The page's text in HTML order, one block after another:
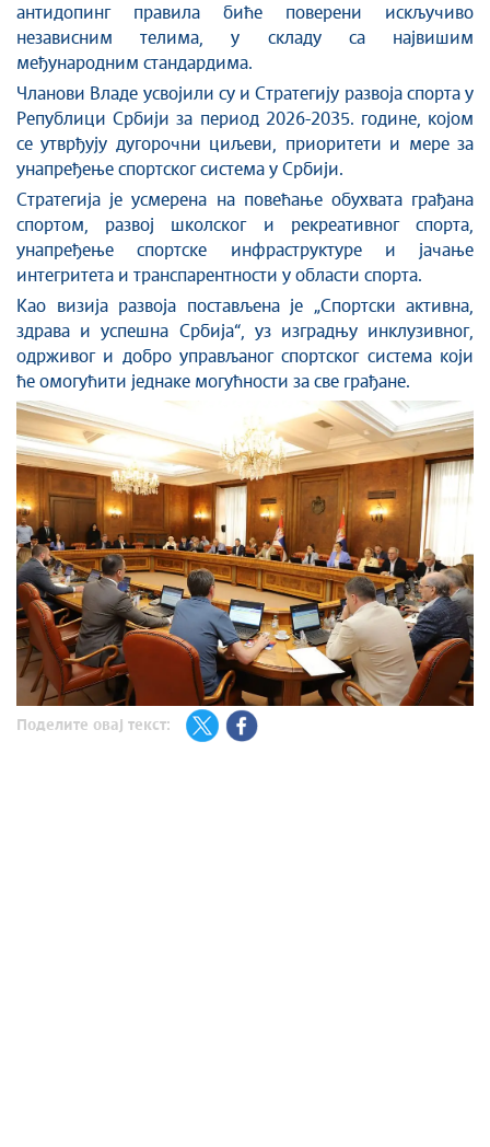
антидопинг правила биће поверени искључиво
независним телима, у складу са највишим
међународним стандардима.
Чланови Владе усвојили су и Стратегију развоја спорта у
Републици Србији за период 2026-2035. године, којом
се утврђују дугорочни циљеви, приоритети и мере за
унапређење спортског система у Србији.
Стратегија је усмерена на повећање обухвата грађана
спортом, развој школског и рекреативног спорта,
унапређење спортске инфраструктуре и јачање
интегритета и транспарентности у области спорта.
Као визија развоја постављена је „Спортски активна,
здрава и успешна Србија“, уз изградњу инклузивног,
одрживог и добро управљаног спортског система који
ће омогућити једнаке могућности за све грађане.
Поделите овај текст: